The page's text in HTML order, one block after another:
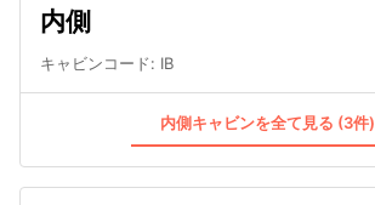
内側
キャビンコード: IB
内側キャビンを全て見る (3件)